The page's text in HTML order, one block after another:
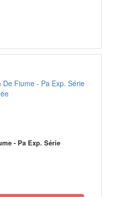
- Pa Exp. Série